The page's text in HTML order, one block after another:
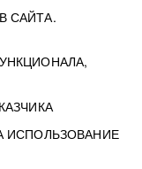
САЙТА.
ИСПОЛЬЗОВАНИЕ